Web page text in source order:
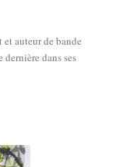
auteur de bande
dans ses